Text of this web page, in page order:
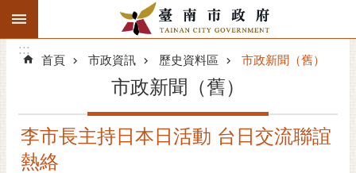
跳到主要內容區塊
搜
階
精彩府城
:::
:::
首頁 市政資訊 歷史資料區 市政新聞（舊）
市政新聞（舊）
李市長主持日本日活動 台日交流聯誼
熱絡